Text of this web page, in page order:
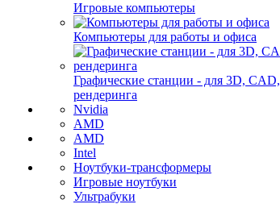
Игровые компьютеры
Компьютеры для работы и офиса
Графические станции - для 3D, CAD,
рендеринга
Nvidia
AMD
AMD
Intel
Ноутбуки-трансформеры
Игровые ноутбуки
Ультрабуки